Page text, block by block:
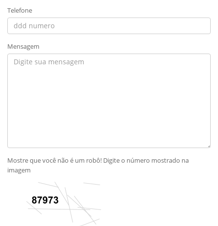
Telefone
Mensagem
Mostre que você não é um robô! Digite o número mostrado na
imagem